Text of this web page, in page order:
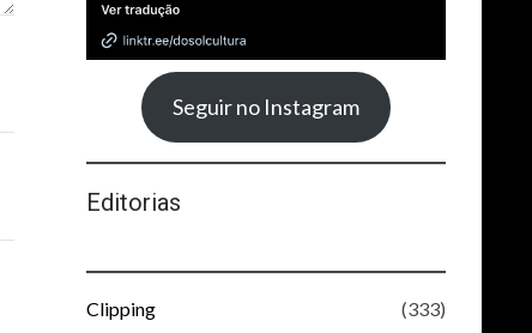
Seguir no Instagram
Editorias
Clipping (333)